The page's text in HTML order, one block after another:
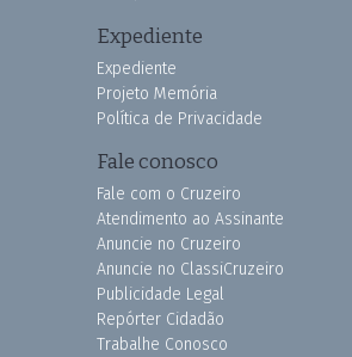
Expediente
Expediente
Projeto Memória
Política de Privacidade
Fale conosco
Fale com o Cruzeiro
Atendimento ao Assinante
Anuncie no Cruzeiro
Anuncie no ClassiCruzeiro
Publicidade Legal
Repórter Cidadão
Trabalhe Conosco